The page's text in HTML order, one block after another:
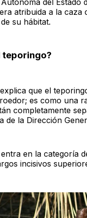
atribuida a la caza
su hábitat.
teporingo?
que el
es como una
completamente
de la Dirección
en la categoría
incisivos